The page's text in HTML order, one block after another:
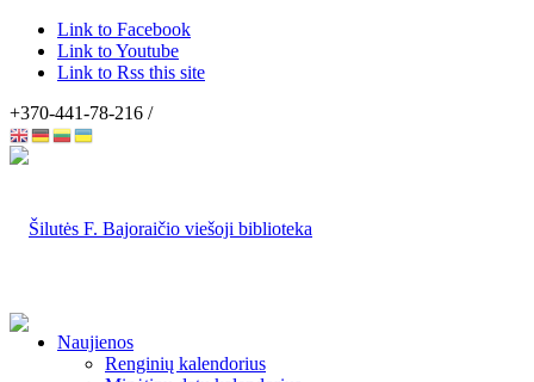
Link to Facebook
Link to Youtube
Link to Rss this site
+370-441-78-216 /
Naujienos
Renginių kalendorius